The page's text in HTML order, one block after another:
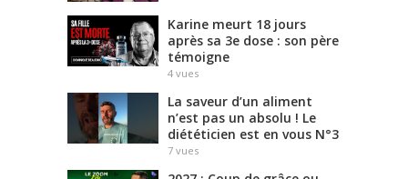
Karine meurt 18 jours
après sa 3e dose : son père
témoigne
4 vues
La saveur d’un aliment
n’est pas un absolu ! Le
diététicien est en vous N°3
7 vues